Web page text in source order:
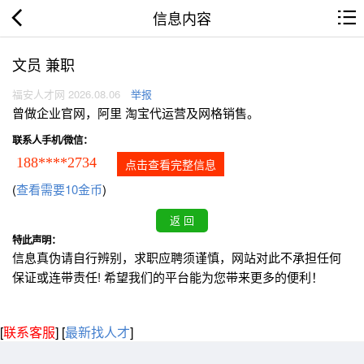
信息内容
文员 兼职
福安人才网 2026.08.06 举报
曾做企业官网，阿里 淘宝代运营及网格销售。
联系人手机/微信：
188****2734 点击查看完整信息
(查看需要10金币)
特此声明：
信息真伪请自行辨别，求职应聘须谨慎，网站对此不承担任何
保证或连带责任! 希望我们的平台能为您带来更多的便利！
[联系客服] [最新找人才]